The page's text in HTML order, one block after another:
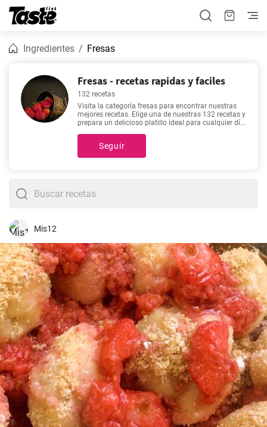
Ingredientes Fresas
Fresas - recetas rapidas y faciles
132 recetas
Visita la categoría fresas para encontrar nuestras
mejores recetas. Elige una de nuestras 132 recetas y
prepara un delicioso platillo ideal para cualquier día
recetas es de 5 - 270 minutos. Te invitamos a hacer
clic en la que más te guste para saber el tiempo
Receta de tarta de queso con leche condensada
Tarta de frutas frescas con masa quebrada al horno
Seguir
Mis12